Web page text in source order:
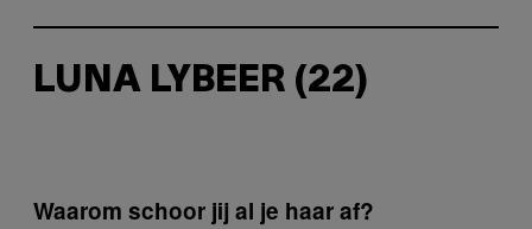
LUNA LYBEER (22)
Waarom schoor jij al je haar af?